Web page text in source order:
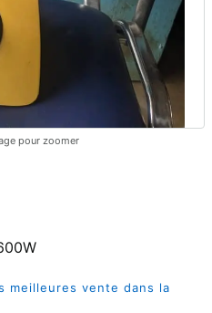
pour zoomer
meilleures vente dans la